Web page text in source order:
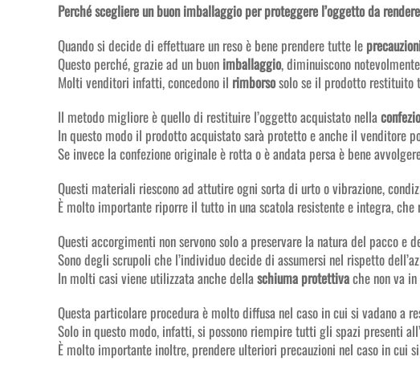
Perché scegliere un buon imballaggio per proteggere l’oggetto da
Quando si decide di effettuare un reso è bene prendere tutte le
Questo perché, grazie ad un buon imballaggio, diminuiscono
Molti venditori infatti, concedono il rimborsosolo se il prodotto restituito
Il metodo migliore è quello di restituire l’oggetto acquistato nella
In questo modo il prodotto acquistato sarà protetto e anche il venditore
Se invece la confezione originale è rotta o è andata persa è bene
Questi materiali riescono ad attutire ogni sorta di urto o vibrazione,
È molto importante riporre il tutto in una scatola resistente e integra, che
Questi accorgimenti non servono solo a preservare la natura del pacco e
Sono degli scrupoli che l’individuo decide di assumersi nel rispetto
In molti casi viene utilizzata anche dellaschiuma protettivache non va
Questa particolare procedura è molto diffusa nel caso in cui si vadano a
Solo in questo modo, infatti, si possono riempire tutti gli spazi presenti
È molto importante inoltre, prendere ulteriori precauzioni nel caso in cui